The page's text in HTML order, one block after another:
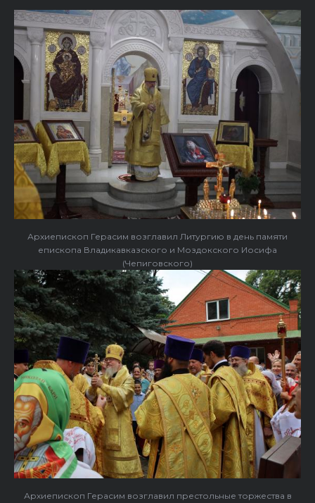
Архиепископ Герасим возглавил Литургию в день памяти
епископа Владикавказского и Моздокского Иосифа
(Чепиговского)
Архиепископ Герасим возглавил престольные торжества в